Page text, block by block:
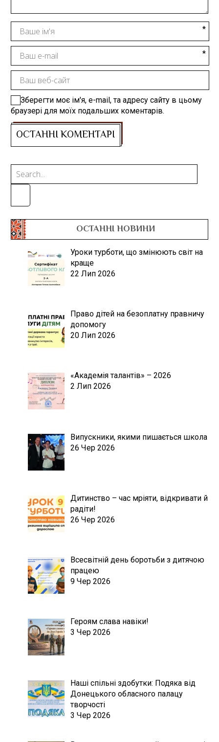
Зберегти моє ім'я, e-mail, та адресу сайту в цьому
браузері для моїх подальших коментарів.
ОСТАННІ НОВИНИ
Уроки турботи, що змінюють світ на
краще
22 Лип 2026
Право дітей на безоплатну правничу
допомогу
20 Лип 2026
«Академія талантів» – 2026
2 Лип 2026
Випускники, якими пишається школа
26 Чер 2026
Дитинство – час мріяти, відкривати й
радіти!
26 Чер 2026
Всесвітній день боротьби з дитячою
працею
9 Чер 2026
Героям слава навіки!
3 Чер 2026
Наші спільні здобутки: Подяка від
Донецького обласного палацу
творчості
3 Чер 2026